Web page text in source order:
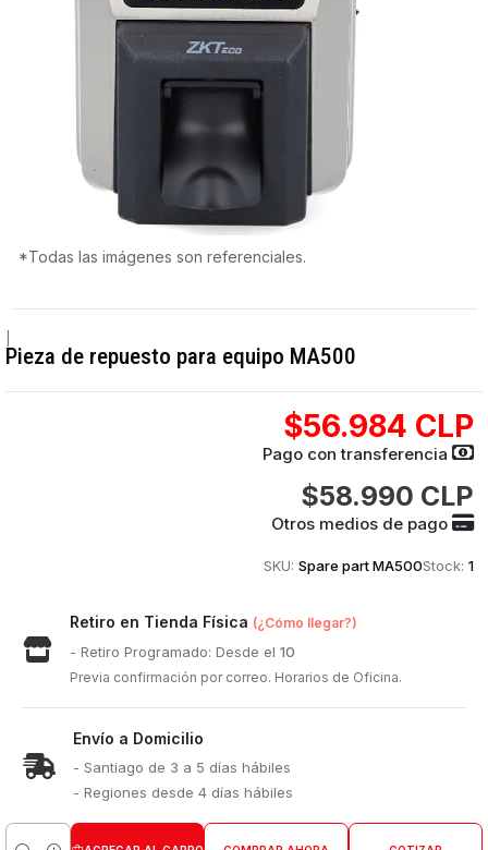
*Todas las imágenes son referenciales.
Pieza de repuesto para equipo MA500
$56.984 CLP
Pago con transferencia
$58.990 CLP
Otros medios de pago
SKU: Spare part MA500Stock: 1
Retiro en Tienda Física (¿Cómo llegar?)
- Retiro Programado: Desde el10
Previa confirmación por correo. Horarios de Oficina.
Envío a Domicilio
- Santiago de 3 a 5 días hábiles
- Regiones desde 4 días hábiles